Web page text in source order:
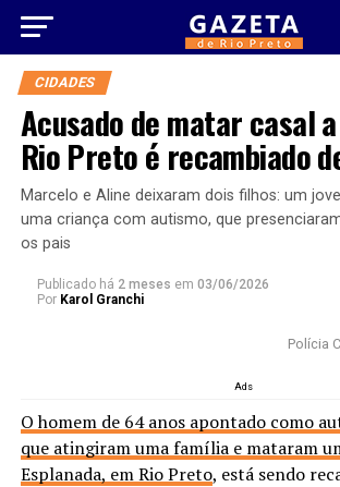
CIDADES
Acusado de matar casal
Rio Preto é recambiado
Marcelo e Aline deixaram dois filhos: um
uma criança com autismo, que
os pais
Publicado há 2 meses em 03/06/2026
Por Karol Granchi
Polícia
Ads
O homem de 64 anos apontado como
que atingiram uma família e mataram
Esplanada, em Rio Preto, está sendo